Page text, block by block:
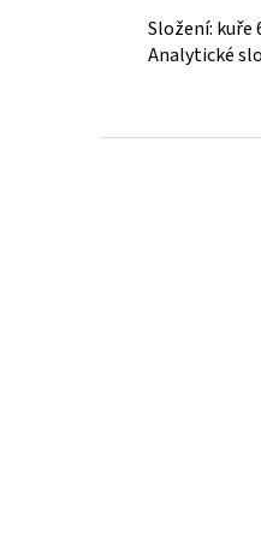
Složení: kuře
Analytické